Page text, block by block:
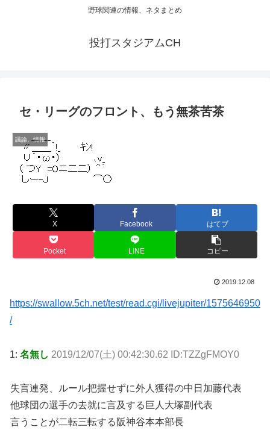
野球関連の情報、ネタまとめ
投打スタジアムCH
セ・リーグのフロント、もう無茶苦茶
議論、情報
X Facebook はてブ
Pocket LINE コピー
2019.12.08
https://swallow.5ch.net/test/read.cgi/livejupiter/1575646950
/
1: 名無し 2019/12/07(土) 00:42:30.62 ID:TZZgFMOY0
失言連発、ルール把握せずに外人獲得の中日加藤代表
他球団の選手の去就に言及する巨人大塚副代表
言うことが二転三転する阪神谷本本部長